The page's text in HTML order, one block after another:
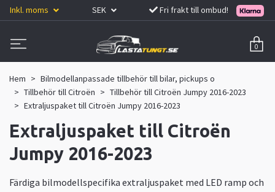
Inkl. moms SEK Fri frakt till ombud!
0
Hem
Bilmodellanpassade tillbehör till bilar, pickups o
Tillbehör till Citroën
Tillbehör till Citroën Jumpy 2016-2023
Extraljuspaket till Citroën Jumpy 2016-2023
Extraljuspaket till Citroën
Jumpy 2016-2023
Färdiga bilmodellspecifika extraljuspaket med LED ramp och